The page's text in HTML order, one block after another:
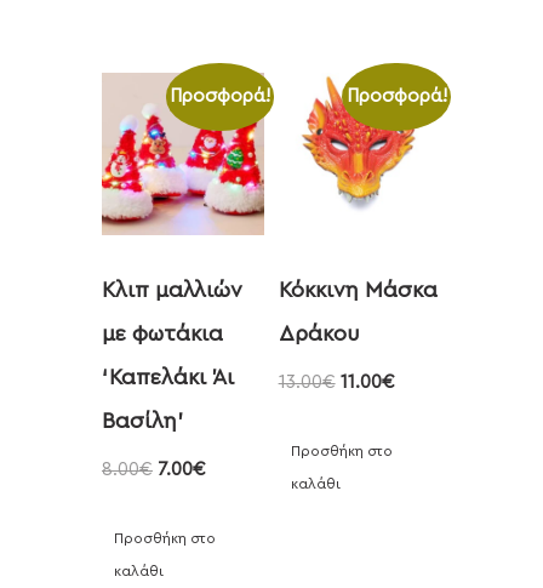
Προσφορά!
Κλιπ μαλλιών
με φωτάκια
‘Καπελάκι Άι
Βασίλη’
8.00€ 7.00€
Προσθήκη στο
καλάθι
Προσφορά!
Κόκκινη Μάσκα
Δράκου
13.00€ 11.00€
Προσθήκη στο
καλάθι